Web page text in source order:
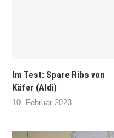
Im Test: Spare Ribs von
Käfer (Aldi)
10. Februar 2023